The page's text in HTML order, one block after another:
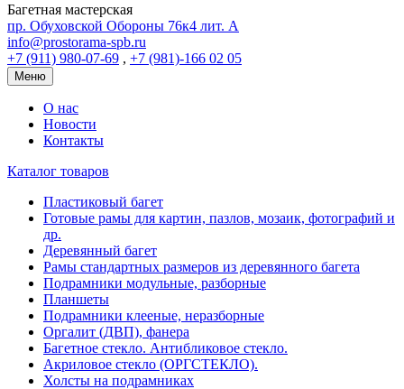
Багетная мастерская
пр. Обуховской Обороны 76к4 лит. А
info@prostorama-spb.ru
+7 (911) 980-07-69 , +7 (981)-166 02 05
Меню
О нас
Новости
Контакты
Каталог товаров
Пластиковый багет
Готовые рамы для картин, пазлов, мозаик, фотографий и
др.
Деревянный багет
Рамы стандартных размеров из деревянного багета
Подрамники модульные, разборные
Планшеты
Подрамники клееные, неразборные
Оргалит (ДВП), фанера
Багетное стекло. Антибликовое стекло.
Акриловое стекло (ОРГСТЕКЛО).
Холсты на подрамниках